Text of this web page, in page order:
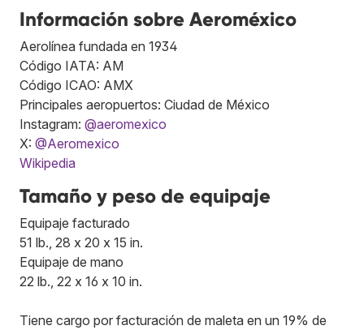
Información sobre Aeroméxico
Aerolínea fundada en 1934
Código IATA: AM
Código ICAO: AMX
Principales aeropuertos: Ciudad de México
Instagram: @aeromexico
X: @Aeromexico
Wikipedia
Tamaño y peso de equipaje
Equipaje facturado
51 lb., 28 x 20 x 15 in.
Equipaje de mano
22 lb., 22 x 16 x 10 in.
Tiene cargo por facturación de maleta en un 19% de